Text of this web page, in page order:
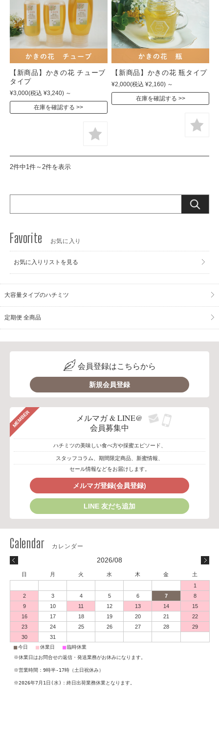
【新商品】かきの花 チューブ
タイプ
¥3,000(税込 ¥3,240) ～
在庫を確認する
【新商品】かきの花 瓶タイプ
¥2,000(税込 ¥2,160) ～
在庫を確認する
2件中1件～2件を表示
お気に入り
お気に入りリストを見る
大容量タイプのハチミツ
定期便 全商品
会員登録はこちらから
新規会員登録
MEMBER
メルマガ & LINE@
会員募集中
ハチミツの美味しい食べ方や採蜜エピソード、
スタッフコラム、期間限定商品、新蜜情報、
セール情報などをお届けします。
メルマガ登録(会員登録)
LINE 友だち追加
2026/08
日 月 火 水 木 金
土
1
2
3 4 5 6 7
8
9
10 11 12 13 14
15
16
17 18 19 20 21
22
23
24 25 26 27 28
29
30
31
■今日 ■休業日 ■臨時休業
※休業日はお問合せの返信・発送業務がお休みになります。
※営業時間：9時半-17時（土日祝休み）
※2026年7月1日(水)：終日出荷業務休業となります。